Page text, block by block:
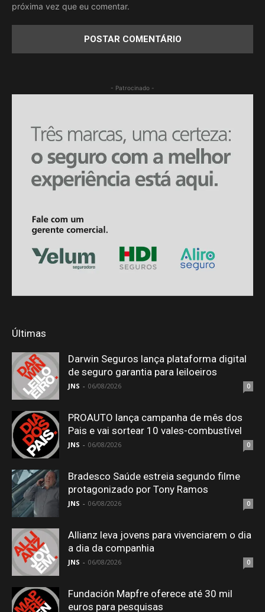
próxima vez que eu comentar.
- Patrocinado -
Últimas
Darwin Seguros lança plataforma digital
de seguro garantia para leiloeiros
JNS - 06/08/2026 0
PROAUTO lança campanha de mês dos
Pais e vai sortear 10 vales-combustível
JNS - 06/08/2026 0
Bradesco Saúde estreia segundo filme
protagonizado por Tony Ramos
JNS - 06/08/2026 0
Allianz leva jovens para vivenciarem o dia
a dia da companhia
JNS - 06/08/2026 0
Fundación Mapfre oferece até 30 mil
euros para pesquisas